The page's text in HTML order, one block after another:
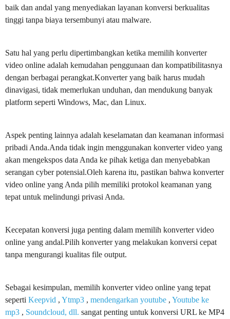
baik dan andal yang menyediakan layanan konversi berkualitas
tinggi tanpa biaya tersembunyi atau malware.
Satu hal yang perlu dipertimbangkan ketika memilih konverter
video online adalah kemudahan penggunaan dan kompatibilitasnya
dengan berbagai perangkat.Konverter yang baik harus mudah
dinavigasi, tidak memerlukan unduhan, dan mendukung banyak
platform seperti Windows, Mac, dan Linux.
Aspek penting lainnya adalah keselamatan dan keamanan informasi
pribadi Anda.Anda tidak ingin menggunakan konverter video yang
akan mengekspos data Anda ke pihak ketiga dan menyebabkan
serangan cyber potensial.Oleh karena itu, pastikan bahwa konverter
video online yang Anda pilih memiliki protokol keamanan yang
tepat untuk melindungi privasi Anda.
Kecepatan konversi juga penting dalam memilih konverter video
online yang andal.Pilih konverter yang melakukan konversi cepat
tanpa mengurangi kualitas file output.
Sebagai kesimpulan, memilih konverter video online yang tepat
seperti Keepvid , Ytmp3 , mendengarkan youtube , Youtube ke
mp3 , Soundcloud, dll. sangat penting untuk konversi URL ke MP4